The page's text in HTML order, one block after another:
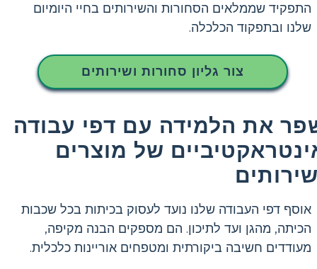
התפקיד שממלאים הסחורות והשירותים בחיי היומיום
שלנו ובתפקוד הכלכלה.
צור גליון סחורות ושירותים
את הלמידה עם דפי עבודה
של מוצרים
אוסף דפי העבודה שלנו נועד לעסוק בכיתות בכל שכבות
הכיתה, מהגן ועד לתיכון. הם מספקים הבנה מקיפה,
מעודדים חשיבה ביקורתית ומטפחים אוריינות כלכלית.